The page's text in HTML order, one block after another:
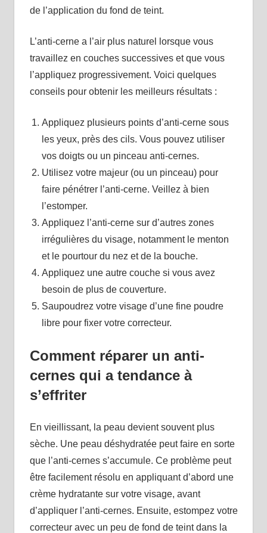
de l’application du fond de teint.
L’anti-cerne a l’air plus naturel lorsque vous
travaillez en couches successives et que vous
l’appliquez progressivement. Voici quelques
conseils pour obtenir les meilleurs résultats :
Appliquez plusieurs points d’anti-cerne sous
les yeux, près des cils. Vous pouvez utiliser
vos doigts ou un pinceau anti-cernes.
Utilisez votre majeur (ou un pinceau) pour
faire pénétrer l’anti-cerne. Veillez à bien
l’estomper.
Appliquez l’anti-cerne sur d’autres zones
irrégulières du visage, notamment le menton
et le pourtour du nez et de la bouche.
Appliquez une autre couche si vous avez
besoin de plus de couverture.
Saupoudrez votre visage d’une fine poudre
libre pour fixer votre correcteur.
Comment réparer un anti-
cernes qui a tendance à
s’effriter
En vieillissant, la peau devient souvent plus
sèche. Une peau déshydratée peut faire en sorte
que l’anti-cernes s’accumule. Ce problème peut
être facilement résolu en appliquant d’abord une
crème hydratante sur votre visage, avant
d’appliquer l’anti-cernes. Ensuite, estompez votre
correcteur avec un peu de fond de teint dans la